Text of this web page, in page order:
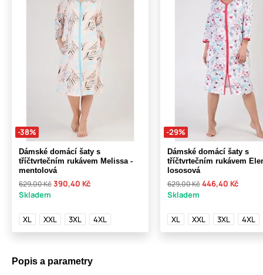
-38%
Dámské domácí šaty s
tříčtvrtečním rukávem Melissa -
mentolová
629,00 Kč390,40 Kč
Skladem
XL XXL 3XL 4XL
-29%
Dámské domácí šaty s
tříčtvrtečním rukávem
lososová
629,00 Kč446,40 Kč
Skladem
XL XXL 3XL 4XL
Popis a parametry